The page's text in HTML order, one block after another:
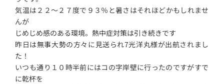
気温は２２～２７度で９３％と暑さはそれほどかもしれませ
んが
じめじめ感のある環境。熱中症対策は引き続きです
昨日は無事大勢の方々に見送られ7光洋丸様が出航されまし
た！
いつも通り１０時半前にはコの字岸壁に行ったのですがすで
に乾杯を